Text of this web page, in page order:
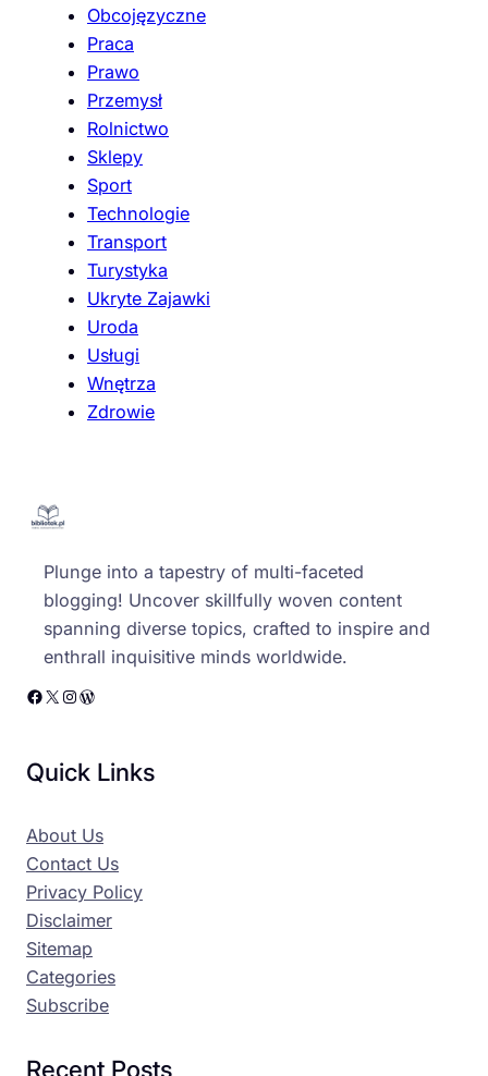
Obcojęzyczne
Praca
Prawo
Przemysł
Rolnictwo
Sklepy
Sport
Technologie
Transport
Turystyka
Ukryte Zajawki
Uroda
Usługi
Wnętrza
Zdrowie
Plunge into a tapestry of multi-faceted
blogging! Uncover skillfully woven content
spanning diverse topics, crafted to inspire and
enthrall inquisitive minds worldwide.
Facebook X Instagram WordPress
Quick Links
About Us
Contact Us
Privacy Policy
Disclaimer
Sitemap
Categories
Subscribe
Recent Posts